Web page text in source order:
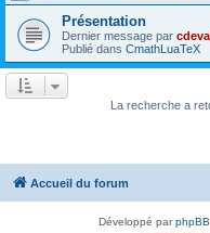
Présentation
Dernier message par
Publié dans CmathLuaTeX
La recherche a
Accueil du forum
Développé parphpBB